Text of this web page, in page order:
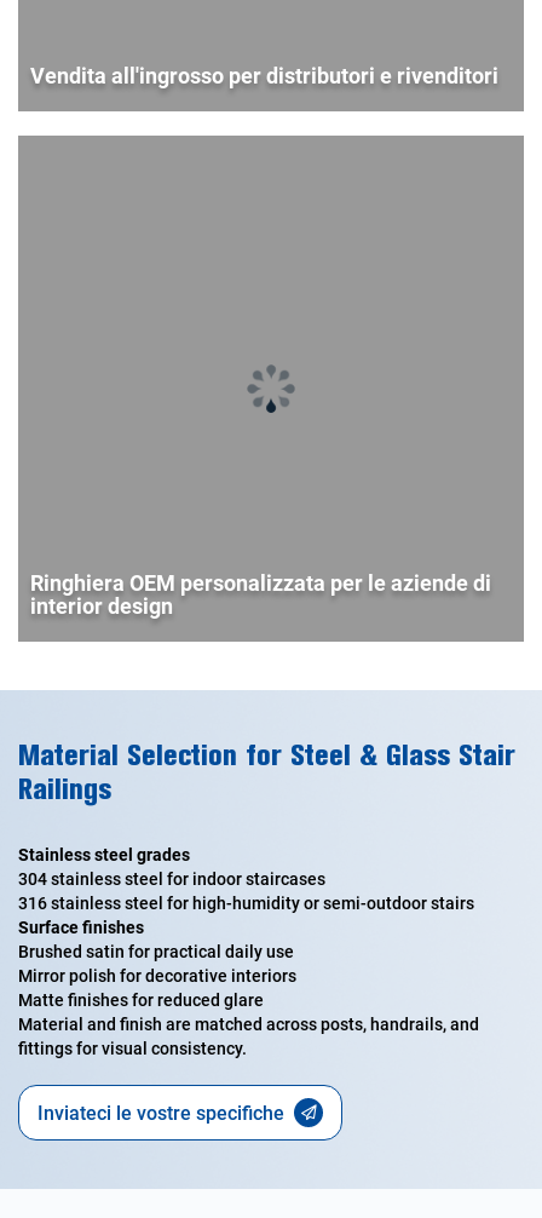
Vendita all'ingrosso per distributori e rivenditori
Ringhiera OEM personalizzata per le aziende di
interior design
Material Selection for Steel & Glass Stair
Railings
Stainless steel grades
304 stainless steel for indoor staircases
316 stainless steel for high-humidity or semi-outdoor stairs
Surface finishes
Brushed satin for practical daily use
Mirror polish for decorative interiors
Matte finishes for reduced glare
Material and finish are matched across posts, handrails, and
fittings for visual consistency.
Inviateci le vostre specifiche